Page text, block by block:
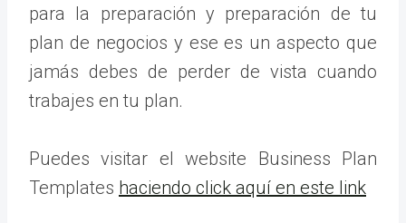
para la preparación y preparación de tu
plan de negocios y ese es un aspecto que
jamás debes de perder de vista cuando
trabajes en tu plan.
Puedes visitar el website Business Plan
Templates haciendo click aquí en este link